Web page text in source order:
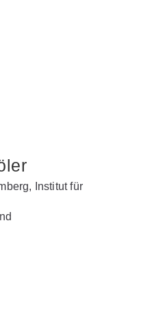
Institut für